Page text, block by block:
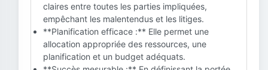
claires entre toutes les parties impliquées,
empêchant les malentendus et les litiges.
**Planification efficace :** Elle permet une
allocation appropriée des ressources, une
planification et un budget adéquats.